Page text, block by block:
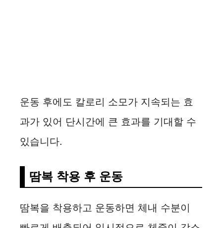
운동 후에도 칼로리 소모가 지속되는 효
과가 있어 단시간에 큰 효과를 기대할 수
있습니다.
땀복 착용 후 운동
땀복을 착용하고 운동하면 체내 수분이